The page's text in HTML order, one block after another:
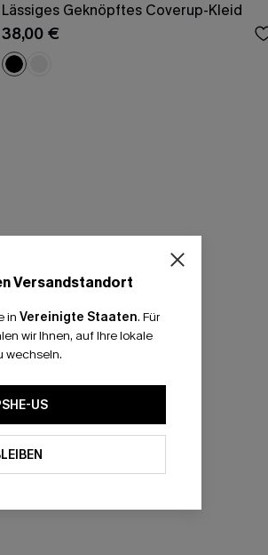
Lässiges Geknöpftes Coverup-Kleid
38,00 €
Versandstandort
in Vereinigte Staaten. Für
wir Ihnen, auf Ihre lokale
wechseln.
US